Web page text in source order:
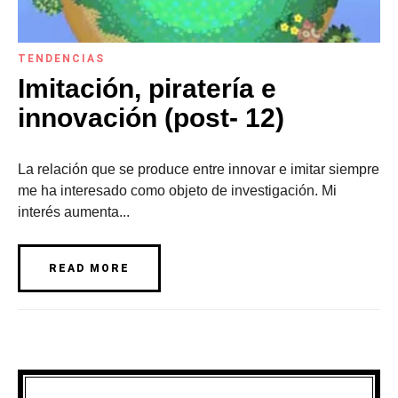
TENDENCIAS
Imitación, piratería e
innovación (post- 12)
La relación que se produce entre innovar e imitar siempre
me ha interesado como objeto de investigación. Mi
interés aumenta...
READ MORE